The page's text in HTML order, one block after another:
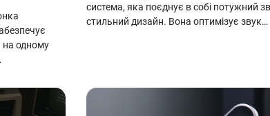
на одному
система, яка поєднує в собі потужний
стильний дизайн. Вона оптимізує звук…